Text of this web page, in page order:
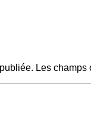
Les champs